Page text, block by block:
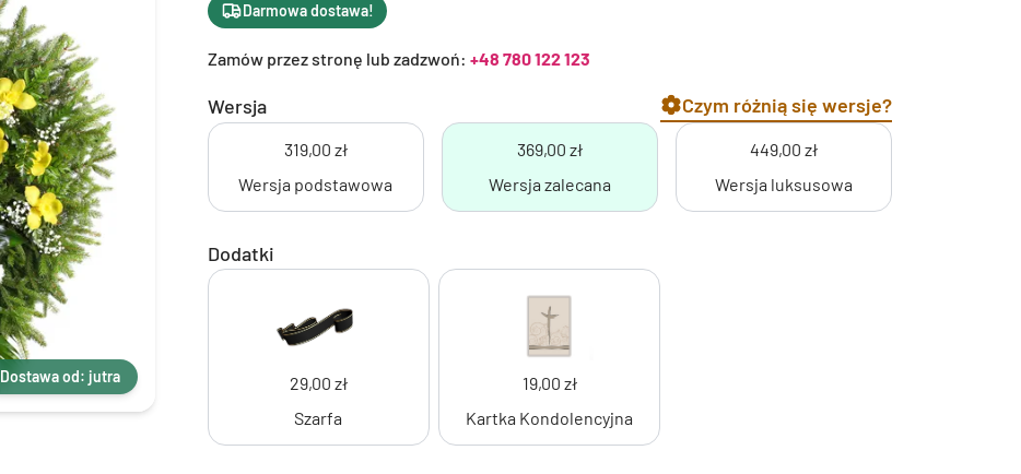
Dostawa od: jutra
Darmowa dostawa!
Zamów przez stronę lub zadzwoń: +48 780 122 123
Wersja Czym różnią się wersje?
319,00 zł
Wersja podstawowa
369,00 zł
Wersja zalecana
449,00 zł
Wersja luksusowa
Dodatki
29,00 zł
Szarfa
19,00 zł
Kartka Kondolencyjna